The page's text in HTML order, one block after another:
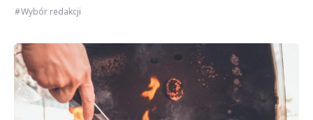
Wybór redakcji